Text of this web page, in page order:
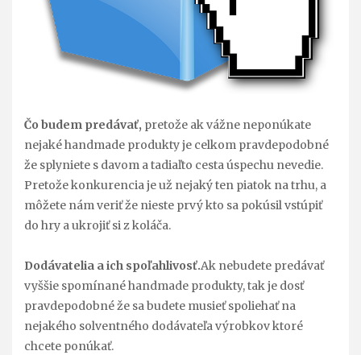
Čo budem predávať, pretože ak vážne neponúkate
nejaké handmade produkty je celkom pravdepodobné
že splyniete s davom a tadiaľto cesta úspechu nevedie.
Pretože konkurencia je už nejaký ten piatok na trhu, a
môžete nám veriť že nieste prvý kto sa pokúsil vstúpiť
do hry a ukrojiť si z koláča.
Dodávatelia a ich spoľahlivosť.Ak nebudete predávať
vyššie spomínané handmade produkty, tak je dosť
pravdepodobné že sa budete musieť spoliehať na
nejakého solventného dodávateľa výrobkov ktoré
chcete ponúkať.